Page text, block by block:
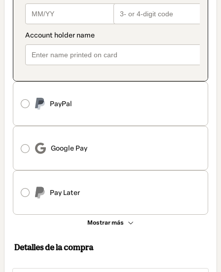
PayPal
Google Pay
Pay Later
Mostrar más
Detalles de la compra